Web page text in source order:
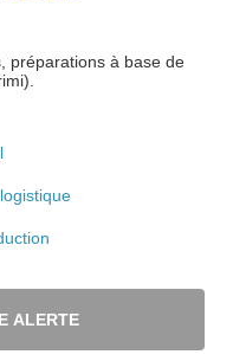
préparations à base de
logistique
ALERTE